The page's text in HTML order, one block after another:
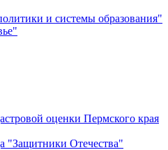
и системы образования"
оценки Пермского края
"Защитники Отечества"